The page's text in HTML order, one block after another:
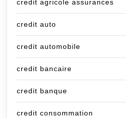
credit agricole assurances
credit auto
credit automobile
credit bancaire
credit banque
credit consommation